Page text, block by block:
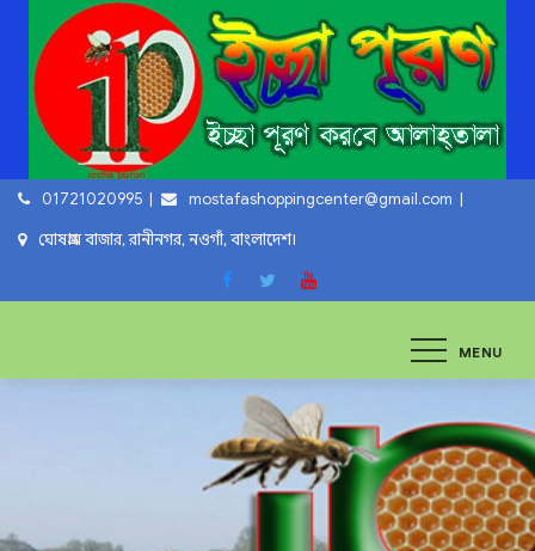
content
01721020995
mostafashoppingcenter@gmail.com
ঘোষগ্রাম বাজার, রানীনগর, নওগাঁ, বাংলাদেশ।
MENU